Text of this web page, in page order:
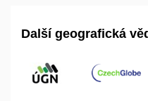
Další geografická